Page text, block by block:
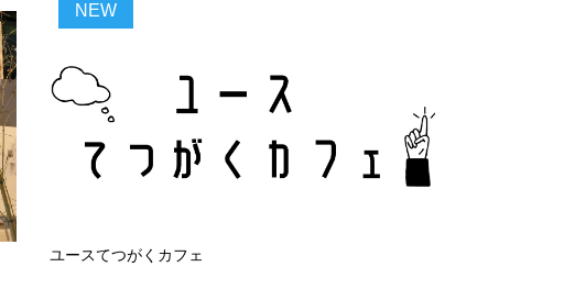
NEW
ユースてつがくカフェ